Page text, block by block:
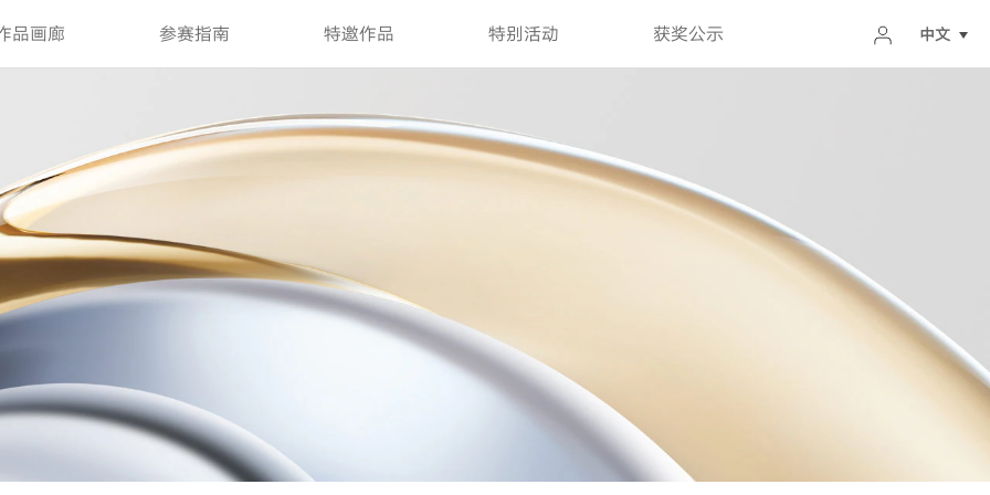
品画廊 参赛指南 特邀作品 特别活动 获奖公示 中文